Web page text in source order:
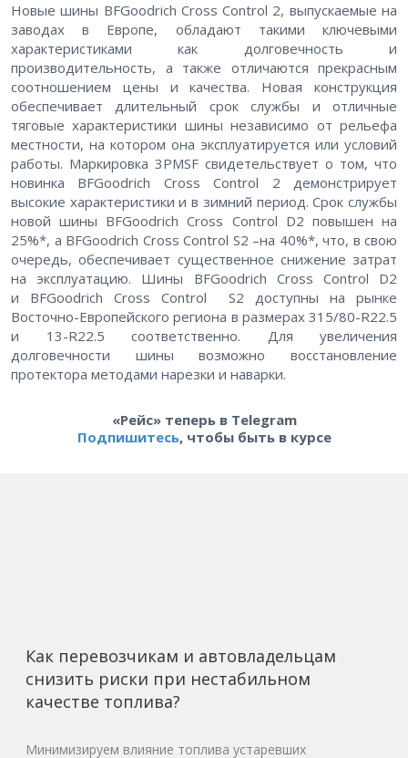
Новые шины BFGoodrich Cross Control 2, выпускаемые на
заводах в Европе, обладают такими ключевыми
характеристиками как долговечность и
производительность, а также отличаются прекрасным
соотношением цены и качества. Новая конструкция
обеспечивает длительный срок службы и отличные
тяговые характеристики шины независимо от рельефа
местности, на котором она эксплуатируется или условий
работы. Маркировка 3PMSF свидетельствует о том, что
новинка BFGoodrich Cross Control 2 демонстрирует
высокие характеристики и в зимний период. Срок службы
новой шины BFGoodrich Cross Control D2 повышен на
25%*, а BFGoodrich Cross Control S2 –на 40%*, что, в свою
очередь, обеспечивает существенное снижение затрат
на эксплуатацию. Шины BFGoodrich Cross Control D2
и BFGoodrich Cross Control S2 доступны на рынке
Восточно-Европейского региона в размерах 315/80-R22.5
и 13-R22.5 соответственно. Для увеличения
долговечности шины возможно восстановление
протектора методами нарезки и наварки.
«Рейс» теперь в Telegram
Подпишитесь, чтобы быть в курсе
Как перевозчикам и автовладельцам
снизить риски при нестабильном
качестве топлива?
Минимизируем влияние топлива устаревших